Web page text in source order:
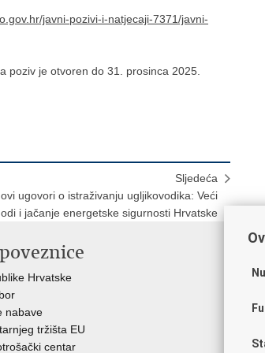
javni-pozivi-i-natjecaji-7371/javni-
poziv je otvoren do 31. prosinca 2025.
Sljedeća
ugovori o istraživanju ugljikovodika: Veći
i jačanje energetske sigurnosti Hrvatske
Hrvatske
nabave
tržišta EU
centar